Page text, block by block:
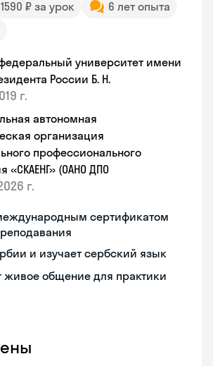
₽ за урок
6 лет опыта
университет имени
России Б. Н.
г.
автономная
организация
профессионального
«СКАЕНГ» (ОАНО ДПО
г.
сертификатом
и изучает сербский язык
живое общение для практики